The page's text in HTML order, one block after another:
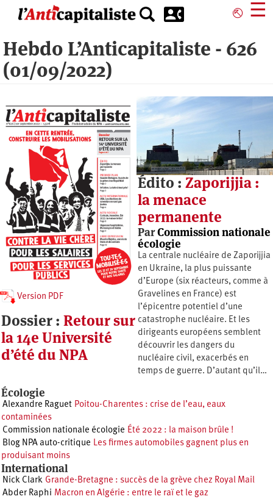
principal
⎋ ☰
Hebdo L’Anticapitaliste - 626
(01/09/2022)
Édito : Zaporijjia :
la menace
permanente
ParCommission nationale
écologie
La centrale nucléaire de Zaporijjia
en Ukraine, la plus puissante
d’Europe (six réacteurs, comme à
Gravelines en France) est
l’épicentre potentiel d’une
catastrophe nucléaire. Et les
dirigeants européens semblent
découvrir les dangers du
nucléaire civil, exacerbés en
temps de guerre. D’autant qu’il…
Version PDF
Dossier : Retour sur
la 14e Université
d’été du NPA
Écologie
Alexandre Raguet Poitou-Charentes : crise de l’eau, eaux
contaminées
Commission nationale écologie Été 2022 : la maison brûle !
Blog NPA auto-critique Les firmes automobiles gagnent plus en
produisant moins
International
Nick Clark Grande-Bretagne : succès de la grève chez Royal Mail
Abder Raphi Macron en Algérie : entre le raï et le gaz